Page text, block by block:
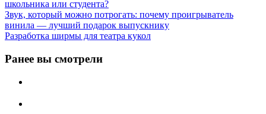
школьника или студента?
Звук, который можно потрогать: почему проигрыватель
винила — лучший подарок выпускнику
Разработка ширмы для театра кукол
Ранее вы смотрели